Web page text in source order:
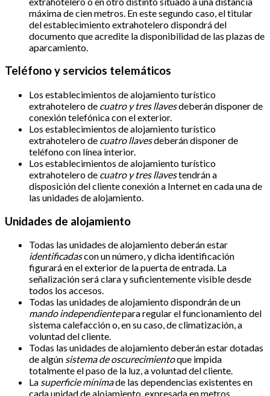
máxima de cien metros. En este segundo caso, el titular
del establecimiento extrahotelero dispondrá del
documento que acredite la disponibilidad de las plazas de
aparcamiento.
Teléfono y servicios telemáticos
Los establecimientos de alojamiento turístico
extrahotelero de cuatro y tres llavesdeberán disponer de
conexión telefónica con el exterior.
Los establecimientos de alojamiento turístico
extrahotelero de cuatro llavesdeberán disponer de
teléfono con línea interior.
Los establecimientos de alojamiento turístico
extrahotelero de cuatro y tres llavestendrán a
disposición del cliente conexión a Internet en cada una de
las unidades de alojamiento.
Unidades de alojamiento
Todas las unidades de alojamiento deberán estar
identificadascon un número, y dicha identificación
figurará en el exterior de la puerta de entrada. La
señalización será clara y suficientemente visible desde
todos los accesos.
Todas las unidades de alojamiento dispondrán de un
mando independientepara regular el funcionamiento del
sistema calefacción o, en su caso, de climatización, a
voluntad del cliente.
Todas las unidades de alojamiento deberán estar dotadas
de algún sistema de oscurecimientoque impida
totalmente el paso de la luz, a voluntad del cliente.
La superficie mínimade las dependencias existentes en
cada unidad de alojamiento, expresada en metros